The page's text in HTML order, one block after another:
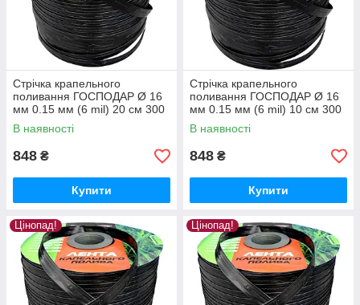
Стрічка крапельного
поливання ГОСПОДАР Ø 16
мм 0.15 мм (6 mil) 20 см 300
м 92-1119
В наявності
848 ₴
Купити
Стрічка крапельного
поливання ГОСПОДАР Ø 16
мм 0.15 мм (6 mil) 10 см 300
м 92-1109
В наявності
848 ₴
Купити
Цінопад! Цінопад!